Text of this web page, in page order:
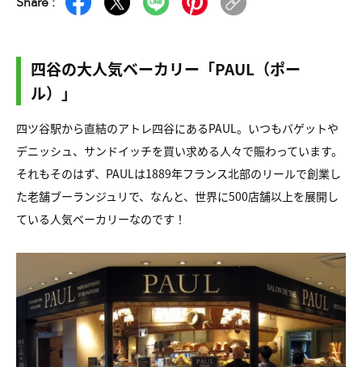
四谷の大人気ベーカリー「PAUL（ポー
ル）」
四ツ谷駅から直結のアトレ四谷にあるPAUL。いつもバゲットや
デニッシュ、サンドイッチを買い求める人々で賑わっています。
それもそのはず、PAULは1889年フランス北部のリールで創業し
た老舗ブーランジュリで、なんと、世界に500店舗以上を展開し
ている人気ベーカリーなのです！